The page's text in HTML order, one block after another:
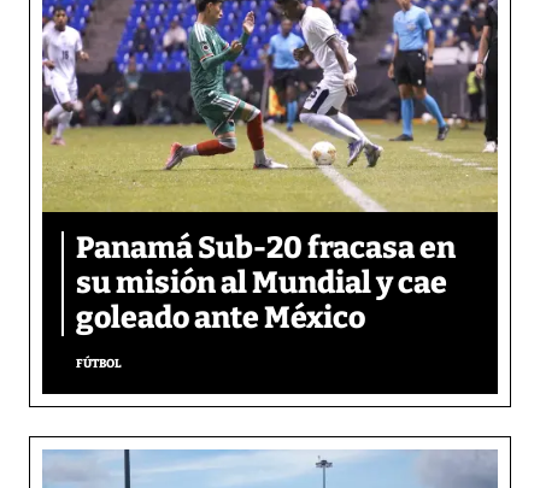
Panamá Sub-20 fracasa en
su misión al Mundial y cae
goleado ante México
FÚTBOL